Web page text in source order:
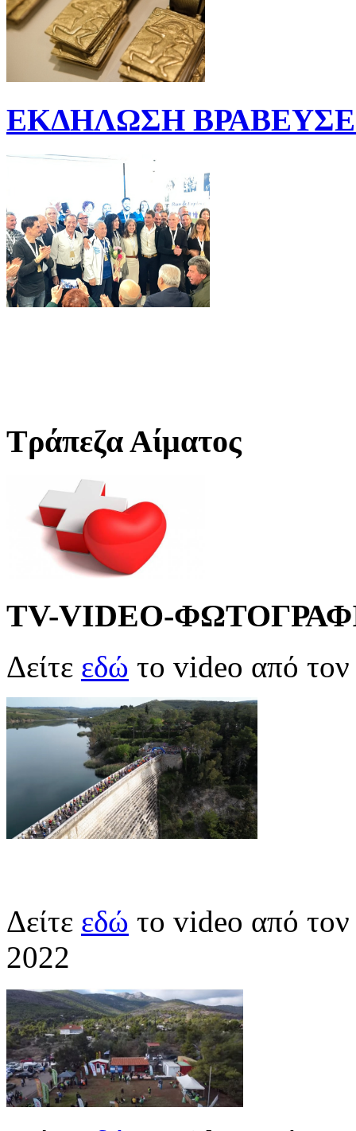
ΕΚΔΗΛΩΣΗ
Τράπεζα Αίματος
TV-VIDEO-
Δείτε εδώ το video από
Δείτε εδώ το video από
2022